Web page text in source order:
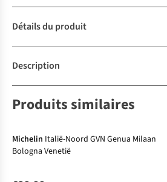
Détails du produit
Description
Produits similaires
Michelin Italië-Noord GVN Genua Milaan
Bologna Venetië